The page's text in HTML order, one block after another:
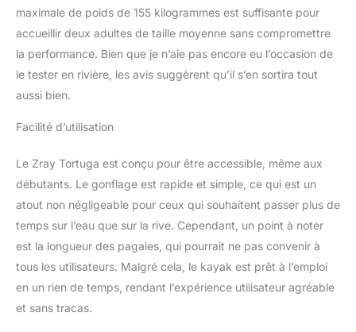
haute qualité pour une
rigiditéélevée.
maximale de poids de 155 kilogrammes est suffisante pour
accueillir deux adultes de taille moyenne sans compromettre
la performance. Bien que je n’aie pas encore eu l’occasion de
le tester en rivière, les avis suggèrent qu’il s’en sortira tout
aussi bien.
Facilité d’utilisation
Le Zray Tortuga est conçu pour être accessible, même aux
débutants. Le gonflage est rapide et simple, ce qui est un
atout non négligeable pour ceux qui souhaitent passer plus de
temps sur l’eau que sur la rive. Cependant, un point à noter
est la longueur des pagaies, qui pourrait ne pas convenir à
tous les utilisateurs. Malgré cela, le kayak est prêt à l’emploi
en un rien de temps, rendant l’expérience utilisateur agréable
et sans tracas.